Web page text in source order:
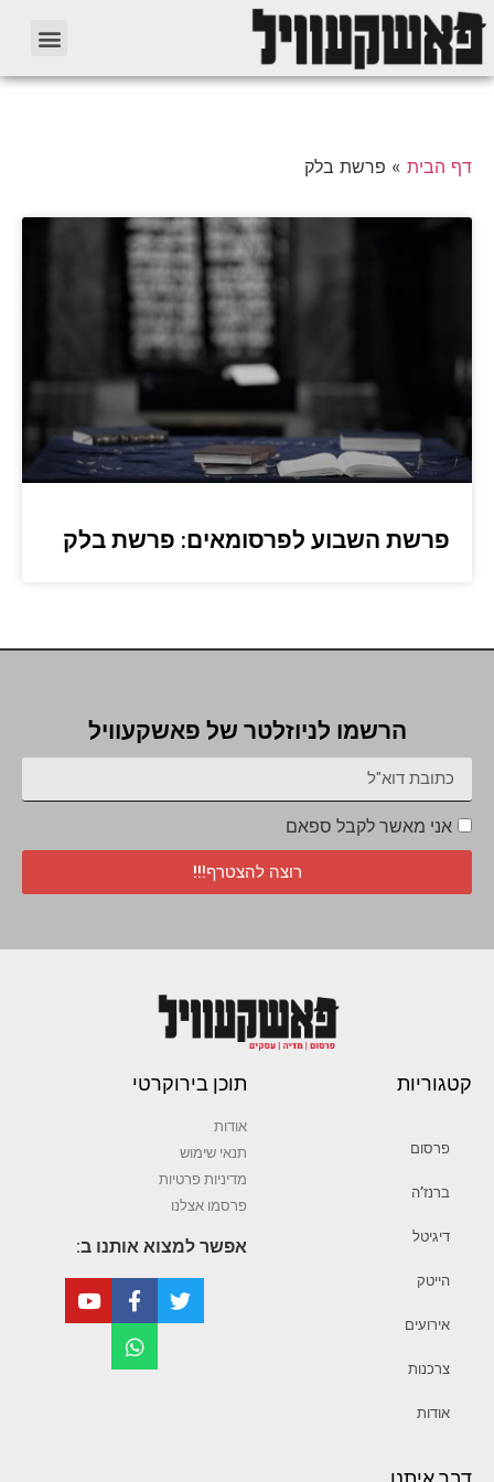
דף הבית » פרשת בלק
פרשת השבוע לפרסומאים: פרשת בלק
הרשמו לניוזלטר של פאשקעוויל
אני מאשר לקבל ספאם
רוצה להצטרף!!!
קטגוריות
פרסום
ברנז’ה
דיגיטל
הייטק
אירועים
צרכנות
אודות
תוכן בירוקרטי
אודות
תנאי שימוש
מדיניות פרטיות
פרסמו אצלנו
אפשר למצוא אותנו ב: